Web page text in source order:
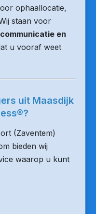
ophaallocatie,
staan voor
en
u vooraf weet
uit Maasdijk
(Zaventem)
bieden wij
waarop u kunt